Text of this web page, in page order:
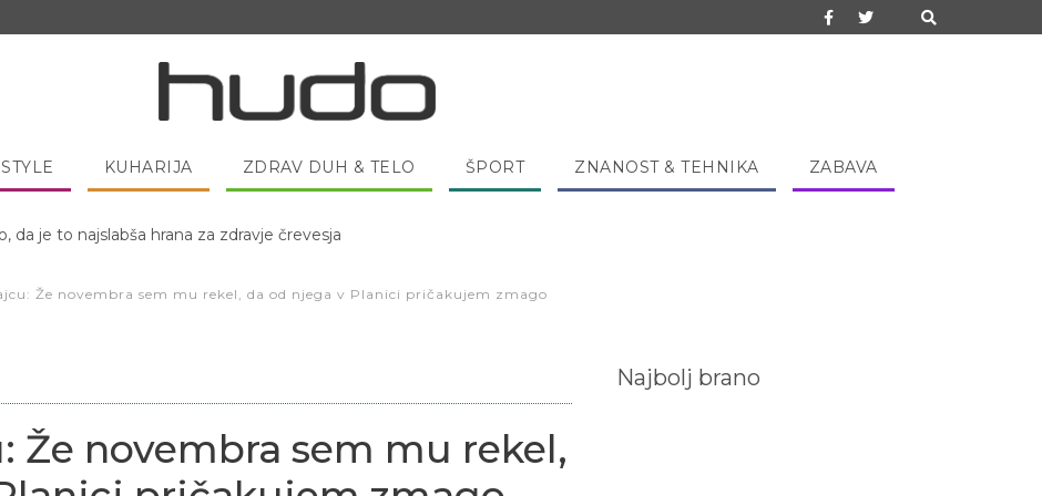
KUHARIJA ZDRAV DUH & TELO ŠPORT ZNANOST & TEHNIKA ZABAVA
je pred spanjem dobro pojesti žlico medu?
Že novembra sem mu rekel, da od njega v Planici pričakujem zmago
Že novembra sem mu rekel,
Najbolj brano